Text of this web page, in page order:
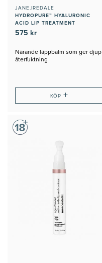
JANE.IREDALE
HYDROPURE™ HYALURONIC
ACID LIP TREATMENT
575 kr
Närande läppbalm som ger djup
återfuktning
KÖP+